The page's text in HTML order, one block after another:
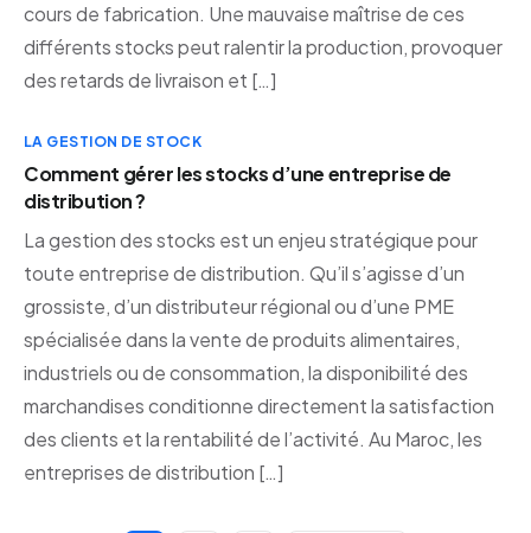
cours de fabrication. Une mauvaise maîtrise de ces
différents stocks peut ralentir la production, provoquer
des retards de livraison et […]
LA GESTION DE STOCK
Comment gérer les stocks d’une entreprise de
distribution ?
La gestion des stocks est un enjeu stratégique pour
toute entreprise de distribution. Qu’il s’agisse d’un
grossiste, d’un distributeur régional ou d’une PME
spécialisée dans la vente de produits alimentaires,
industriels ou de consommation, la disponibilité des
marchandises conditionne directement la satisfaction
des clients et la rentabilité de l’activité. Au Maroc, les
entreprises de distribution […]